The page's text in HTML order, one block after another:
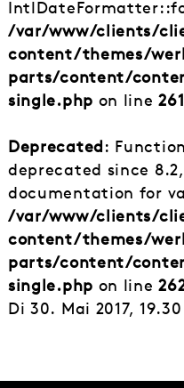
/var/www/clients/
content/themes/
parts/content/
single.php on line261
Deprecated:
deprecated since
documentation for
/var/www/clients/
content/themes/
parts/content/
single.php on line
Di 30. Mai 2017,